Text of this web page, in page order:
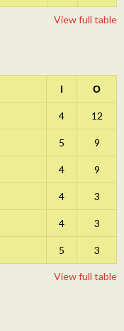
View full table
І О
4 12
5 9
4 9
4 3
4 3
5 3
View full table